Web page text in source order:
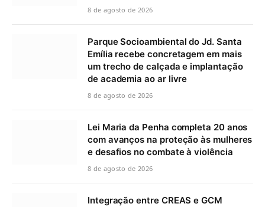
8 de agosto de 2026
Parque Socioambiental do Jd. Santa
Emília recebe concretagem em mais
um trecho de calçada e implantação
de academia ao ar livre
8 de agosto de 2026
Lei Maria da Penha completa 20 anos
com avanços na proteção às mulheres
e desafios no combate à violência
8 de agosto de 2026
Integração entre CREAS e GCM